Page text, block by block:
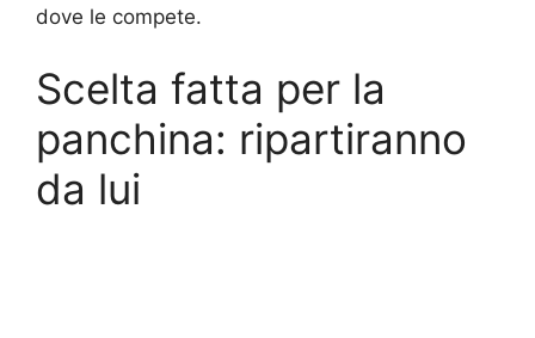
dove le compete.
Scelta fatta per la
panchina: ripartiranno
da lui